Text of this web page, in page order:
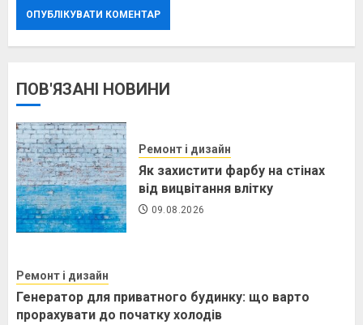
ПОВ'ЯЗАНІ НОВИНИ
Ремонт і дизайн
Як захистити фарбу на стінах
від вицвітання влітку
09.08.2026
Ремонт і дизайн
Генератор для приватного будинку: що варто
прорахувати до початку холодів